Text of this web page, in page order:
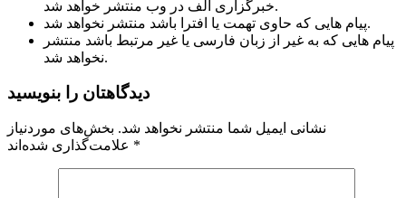
خبرگزاری الف در وب منتشر خواهد شد.
پیام هایی که حاوی تهمت یا افترا باشد منتشر نخواهد شد.
پیام هایی که به غیر از زبان فارسی یا غیر مرتبط باشد منتشر
نخواهد شد.
دیدگاهتان را بنویسید
نشانی ایمیل شما منتشر نخواهد شد. بخش‌های موردنیاز
*